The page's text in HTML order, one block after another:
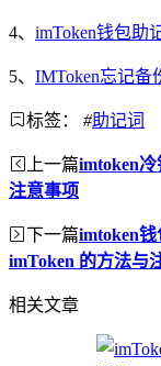
4、 imToken钱包助
5、 IMToken忘记备
标签： #助记词
上一篇imtoken
注意事项
下一篇imtoken
imToken 的方法与
相关文章